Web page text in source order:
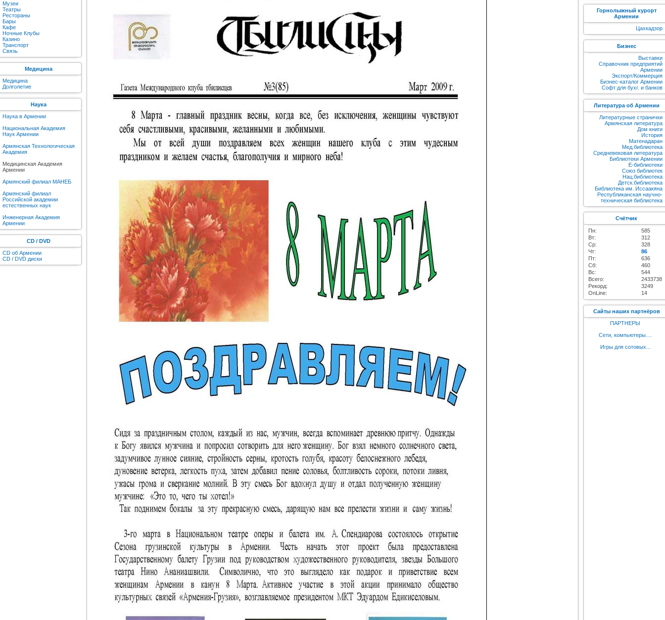
Музеи
Театры
Рестораны
Бары
Кафе
Ночные Клубы
Казино
Транспорт
Связь
Медицина
Медицина
Долголетие
Наука
Наука в Армении
Национальная Академия
Наук Армении
Армянская Технологическая
Академия
Медицинская Академия
Армении
Армянский филиал МАНЕБ
Армянский филиал
Российской академии
естественных наук
Инженерная Академия
Армении
CD / DVD
CD об Армении
CD / DVD диски
Горнолыжный курорт
Армении
Цахкадзор
Бизнес
Выставки
Справочник предприятий
Армении
Экспорт/Коммерция
Бизнес-каталог Армении
Софт для бухг. и банков
Литература об Армении
Литературные странички
Армянская литература
Дом книги
История
Матенадаран
Мед.библиотека
Средневековая литература
Библиотеки Армении
E-библиотеки
Союз библиотек
Нац.библиотека
Детск.библиотека
Библиотека им. Иссаакяна
Республиканская научно-
техническая библиотека
Счётчик
Пн:
585
Вт:
312
Ср:
328
Чт:
86
Пт:
636
Сб:
460
Вс:
544
Всего:
2433738
Рекорд:
3249
OnLine:
14
Сайты наших партнёров
ПАРТНЕРЫ
Сети, компьютеры....
Игры для сотовых...